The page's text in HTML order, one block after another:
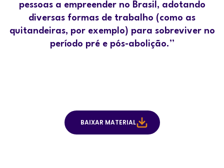
pessoas a empreender no Brasil, adotando
diversas formas de trabalho (como as
quitandeiras, por exemplo) para sobreviver no
período pré e pós-abolição.”
BAIXAR MATERIAL